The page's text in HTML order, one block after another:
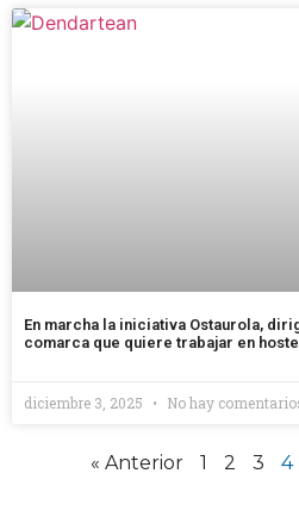
En marcha la iniciativa Ostaurola,
comarca que quiere trabajar en
diciembre 3, 2025 No hay
« Anterior 1 2 3 4